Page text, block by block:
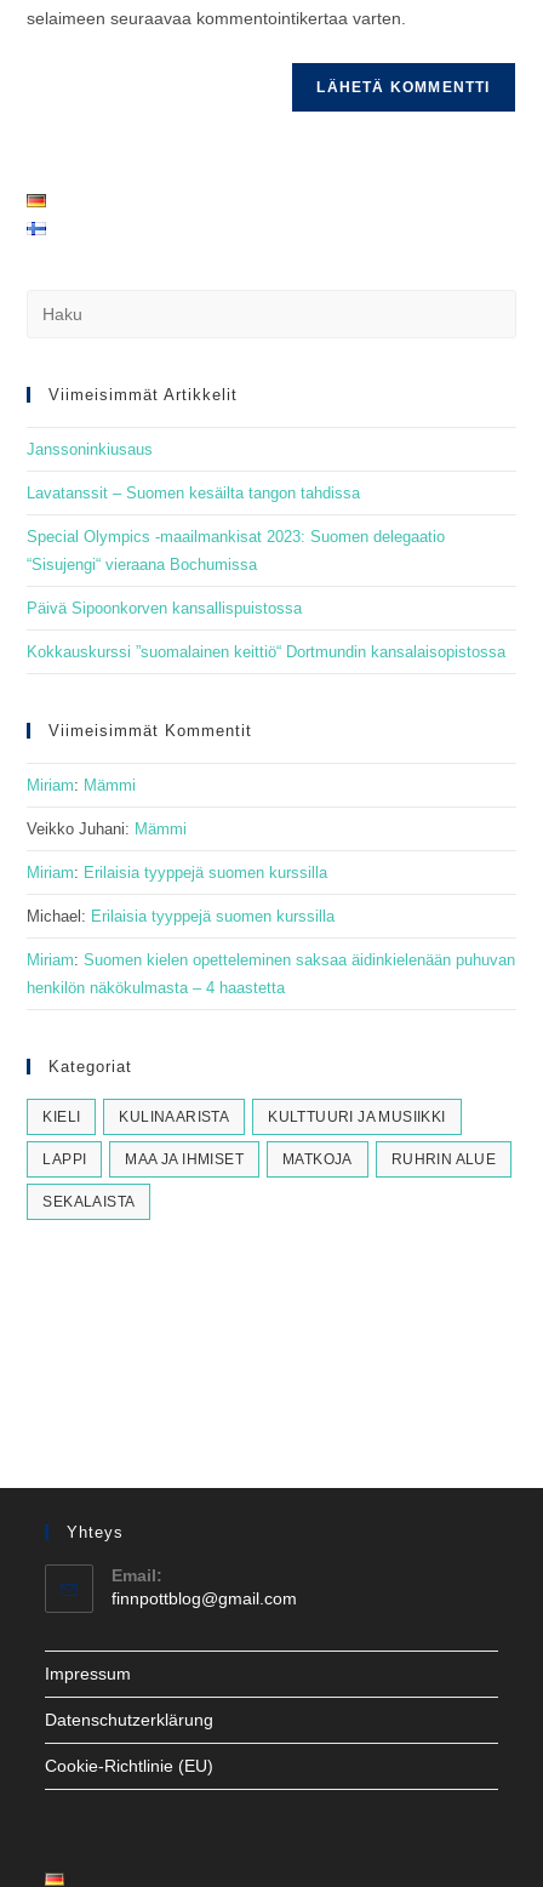
selaimeen seuraavaa kommentointikertaa varten.
Viimeisimmät Artikkelit
Janssoninkiusaus
Lavatanssit – Suomen kesäilta tangon tahdissa
Special Olympics -maailmankisat 2023: Suomen delegaatio
“Sisujengi“ vieraana Bochumissa
Päivä Sipoonkorven kansallispuistossa
Kokkauskurssi ”suomalainen keittiö“ Dortmundin kansalaisopistossa
Viimeisimmät Kommentit
Miriam: Mämmi
Veikko Juhani: Mämmi
Miriam: Erilaisia tyyppejä suomen kurssilla
Michael : Erilaisia tyyppejä suomen kurssilla
Miriam:Suomen kielen opetteleminen saksaa äidinkielenään puhuvan
henkilön näkökulmasta – 4 haastetta
Kategoriat
KIELI KULINAARISTA KULTTUURI JA MUSIIKKI
LAPPI MAA JA IHMISET MATKOJA RUHRIN ALUE
SEKALAISTA
Yhteys
Email:
finnpottblog@gmail.com
Impressum
Datenschutzerklärung
Cookie-Richtlinie (EU)